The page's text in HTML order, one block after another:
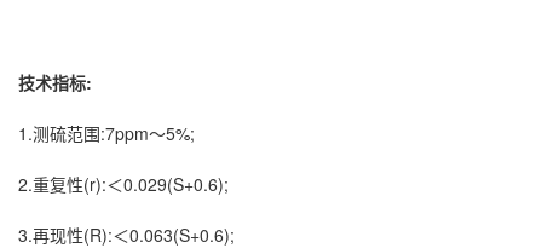
技术指标:
1.测硫范围:7ppm～5%;
2.重复性(r):＜0.029(S+0.6);
3.再现性(R):＜0.063(S+0.6);